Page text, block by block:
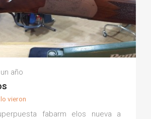
La Torre M.
año
vieron
fabarm elos nueva a